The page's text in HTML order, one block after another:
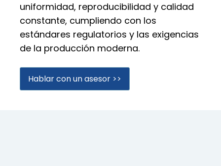
uniformidad, reproducibilidad y calidad
constante, cumpliendo con los
estándares regulatorios y las exigencias
de la producción moderna.
Hablar con un asesor >>